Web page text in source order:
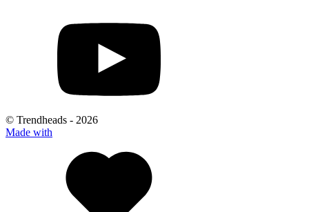
© Trendheads - 2026
Made with